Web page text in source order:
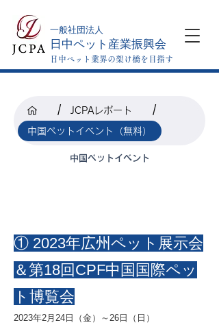
​一般社団法人
日中ペット産業振興会
日中ペット業界の架け橋を目指す
/ JCPAレポート /
中国ペットイベント（無料）
中国ペットイベント
① 2023年広州ペット展示会
＆第18回CPF中国国際ペッ
ト博覧会
2023年2月24日（金）～26日（日）